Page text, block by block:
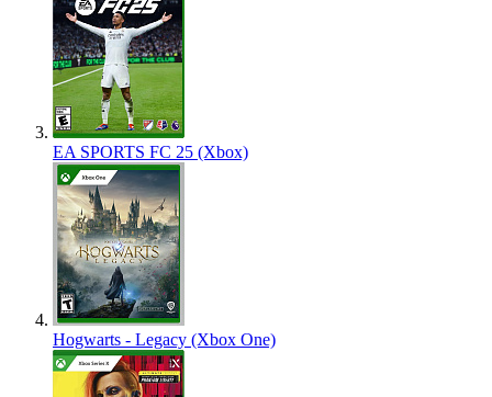
EA SPORTS FC 25 (Xbox)
Hogwarts - Legacy (Xbox One)